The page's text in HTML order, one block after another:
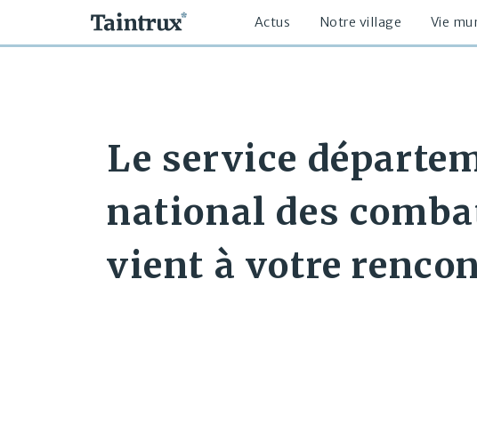
Actus Notre village Vie
Le service
national des
vient à votre